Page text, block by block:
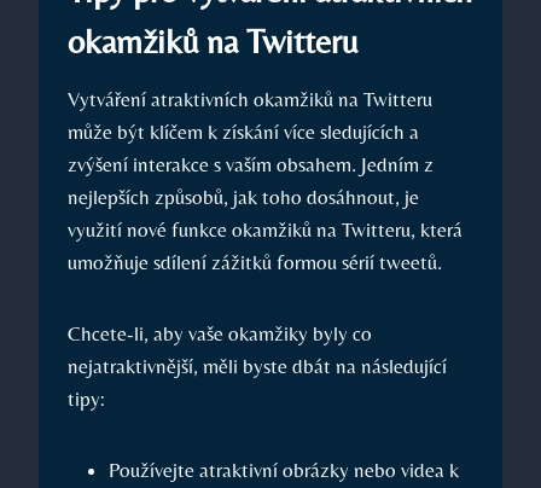
okamžiků na Twitteru
Vytváření atraktivních okamžiků na Twitteru
může být klíčem k získání více sledujících a
zvýšení interakce s vaším obsahem. Jedním z
nejlepších způsobů, jak toho dosáhnout, je
využití nové funkce okamžiků na Twitteru, která
umožňuje sdílení zážitků formou sérií tweetů.
Chcete-li, aby vaše okamžiky byly co
nejatraktivnější, měli byste dbát na následující
tipy:
Používejte atraktivní obrázky nebo videa k